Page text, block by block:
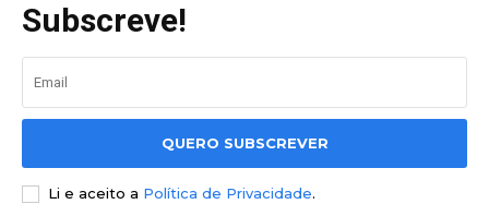
Subscreve!
QUERO SUBSCREVER
Li e aceito a Política de Privacidade.